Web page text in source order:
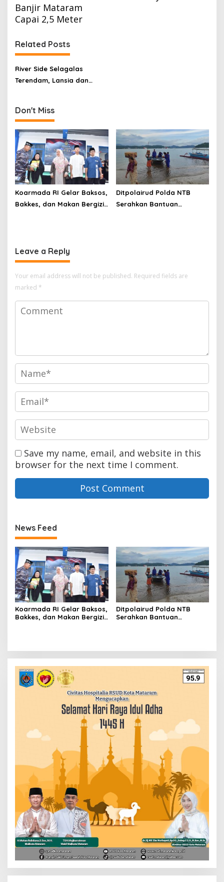
Banjir Mataram
Capai 2,5 Meter
Related Posts
River Side Selagalas
Terendam, Lansia dan
Meter
Don't Miss
Koarmada RI Gelar Baksos,
Bakkes, dan Makan Bergizi
Ditpolairud Polda NTB
Serahkan Bantuan
Leave a Reply
Your email address will not be published. Required fields are
marked *
Save my name, email, and website in this
browser for the next time I comment.
News Feed
Koarmada RI Gelar Baksos,
Bakkes, dan Makan Bergizi
Ditpolairud Polda NTB
Serahkan Bantuan